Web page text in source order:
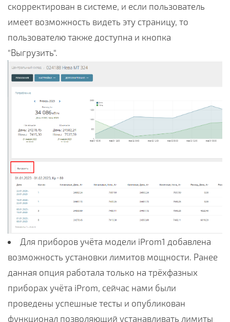
скорректирован в системе, и если пользователь
имеет возможность видеть эту страницу, то
пользователю также доступна и кнопка
"Выгрузить".
Для приборов учёта модели iProm1 добавлена
возможность установки лимитов мощности. Ранее
данная опция работала только на трёхфазных
приборах учёта iProm, сейчас нами были
проведены успешные тесты и опубликован
функционал позволяющий устанавливать лимиты